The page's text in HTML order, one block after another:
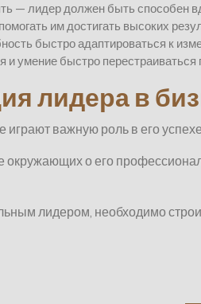
— лидер должен быть способен
им достигать высоких
быстро адаптироваться к
умение быстро перестраиваться
лидера в
важную роль в его
окружающих о его
лидером, необходимо